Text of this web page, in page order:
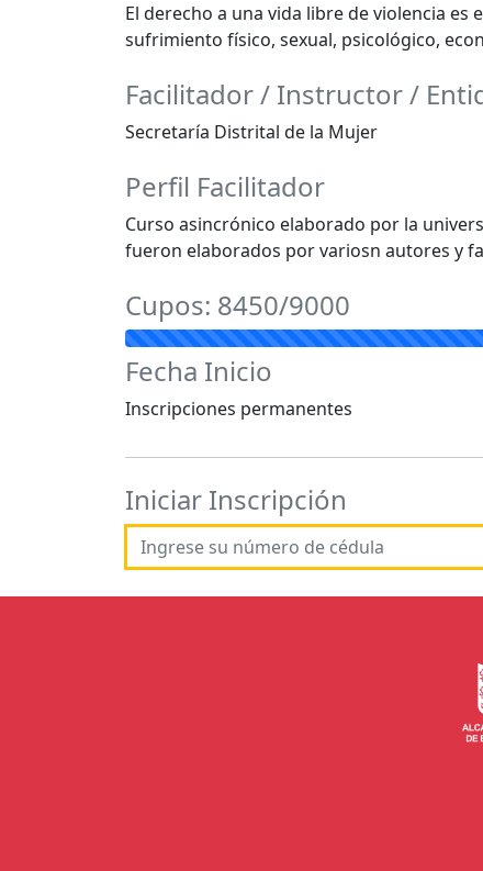
El derecho a una vida libre de violencia
sufrimiento físico, sexual, psicológico,
Facilitador / Instructor /
Secretaría Distrital de la Mujer
Perfil Facilitador
Curso asincrónico elaborado por la
fueron elaborados por variosn autores y
Cupos: 8450/9000
Fecha Inicio
Inscripciones permanentes
Iniciar Inscripción